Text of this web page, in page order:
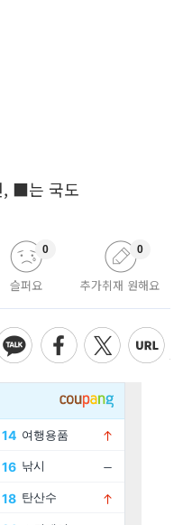
■는 국도
슬퍼요
0
추가취재 원해요
0